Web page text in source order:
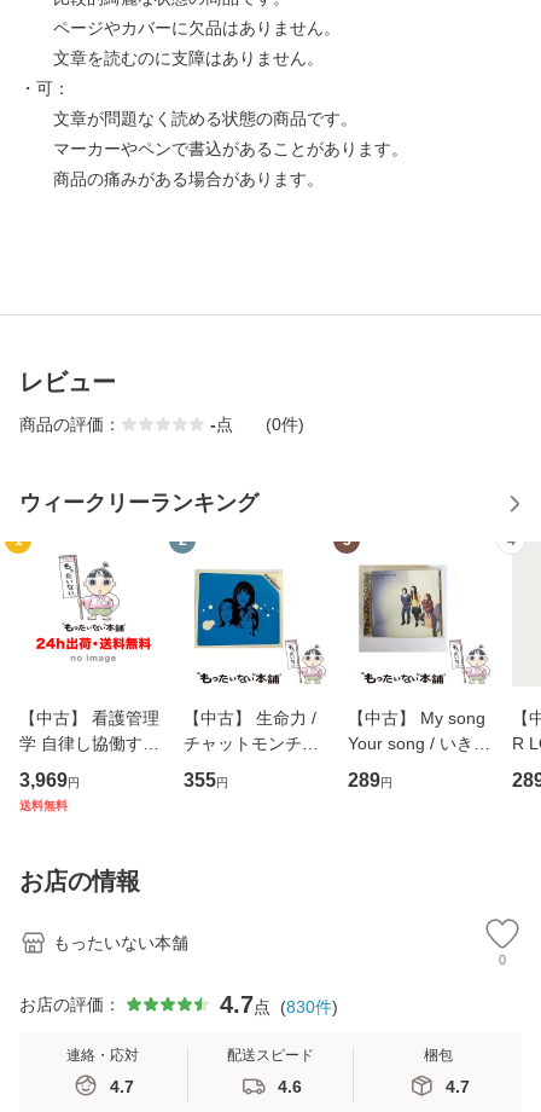
ページやカバーに欠品はありません。
文章を読むのに支障はありません。
・可：
文章が問題なく読める状態の商品です。
マーカーやペンで書込があることがあります。
商品の痛みがある場合があります。
レビュー
商品の評価： -点 (0件)
ウィークリーランキング
1
【中古】 看護管理
学 自律し協働する
専門職の看護マネ
ジメントスキル 改
恵 藤本幸三 / 南江
堂 [単行
3,969円
送料無料
2
【中古】 生命力 /
チャットモンチー /
キューンレコード
[CD]【メール便送
355円
3
【中古】 My song
Your song / いきも
のがかり / [CD]
【メール便送料無
289円
4
【
R
産
お店の情報
もったいない本舗
0
お店の評価： 4.7点 (830件)
連絡・応対
4.7
配送スピード
4.6
梱包
4.7